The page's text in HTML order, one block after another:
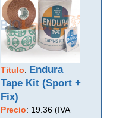
Titulo: Endura
Tape Kit (Sport +
Fix)
Precio: 19.36 (IVA